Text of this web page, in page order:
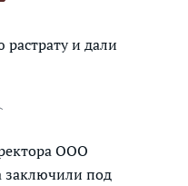
растрату и дали
ООО
заключили под